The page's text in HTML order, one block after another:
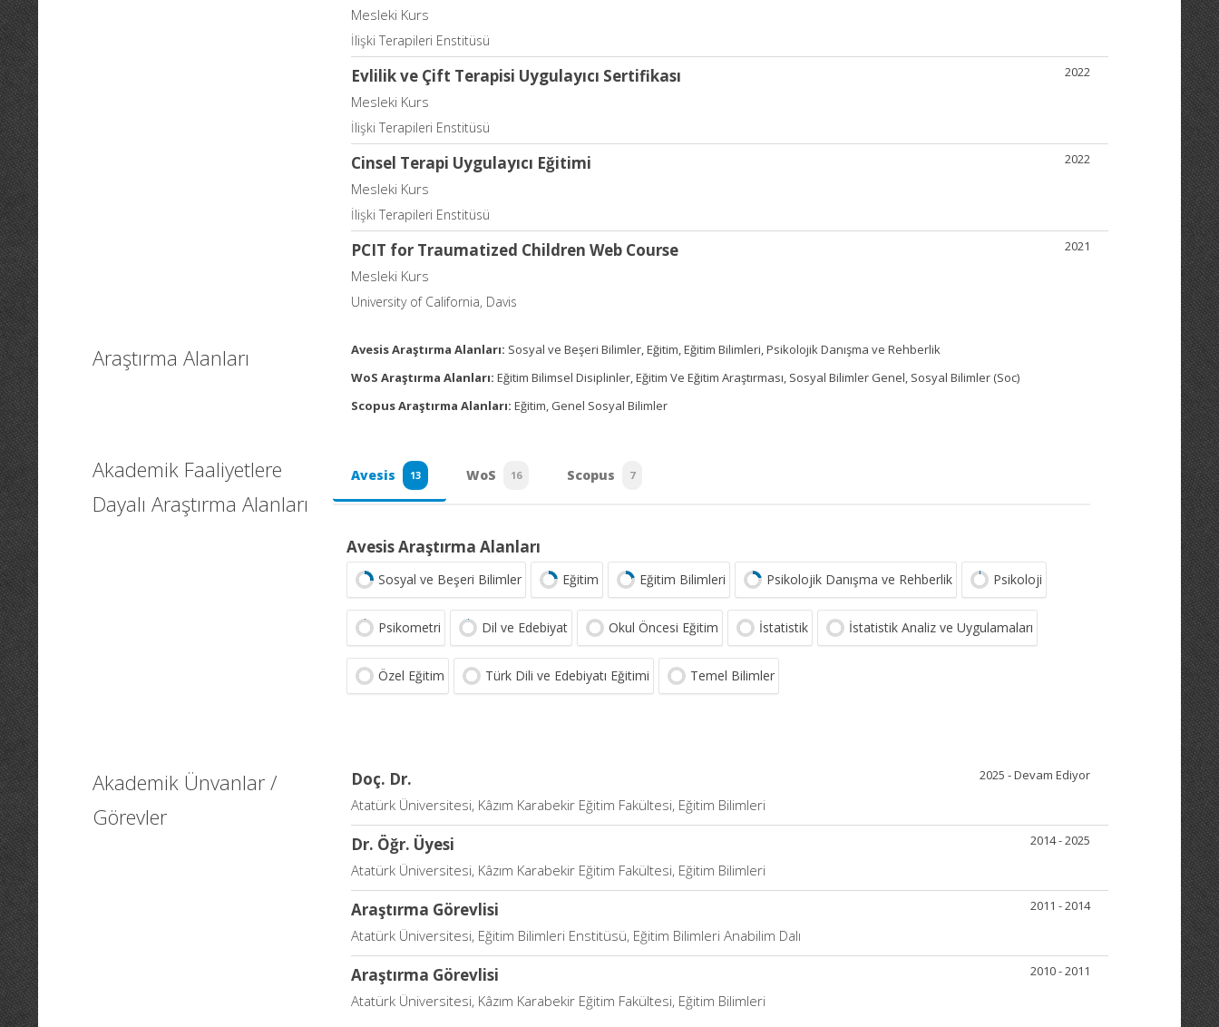
Mesleki Kurs
İlişki Terapileri Enstitüsü
2022
Evlilik ve Çift Terapisi Uygulayıcı Sertifikası
Mesleki Kurs
İlişki Terapileri Enstitüsü
2022
Cinsel Terapi Uygulayıcı Eğitimi
Mesleki Kurs
İlişki Terapileri Enstitüsü
2021
PCIT for Traumatized Children Web Course
Mesleki Kurs
University of California, Davis
Araştırma Alanları Avesis Araştırma Alanları: Sosyal ve Beşeri Bilimler, Eğitim, Eğitim Bilimleri, Psikolojik Danışma ve Rehberlik
WoS Araştırma Alanları: Eğitim Bilimsel Disiplinler, Eğitim Ve Eğitim Araştırması, Sosyal Bilimler Genel, Sosyal Bilimler (Soc)
Scopus Araştırma Alanları: Eğitim, Genel Sosyal Bilimler
Akademik Faaliyetlere
Dayalı Araştırma Alanları
Avesis 13 WoS 16 Scopus 7
Avesis Araştırma Alanları
Sosyal ve Beşeri Bilimler Eğitim Eğitim Bilimleri Psikolojik Danışma ve Rehberlik Psikoloji
Psikometri Dil ve Edebiyat Okul Öncesi Eğitim İstatistik İstatistik Analiz ve Uygulamaları
Özel Eğitim Türk Dili ve Edebiyatı Eğitimi Temel Bilimler
Akademik Ünvanlar /
Görevler
2025 - Devam Ediyor
Doç. Dr.
Atatürk Üniversitesi, Kâzım Karabekir Eğitim Fakültesi, Eğitim Bilimleri
2014 - 2025
Dr. Öğr. Üyesi
Atatürk Üniversitesi, Kâzım Karabekir Eğitim Fakültesi, Eğitim Bilimleri
2011 - 2014
Araştırma Görevlisi
Atatürk Üniversitesi, Eğitim Bilimleri Enstitüsü, Eğitim Bilimleri Anabilim Dalı
2010 - 2011
Araştırma Görevlisi
Atatürk Üniversitesi, Kâzım Karabekir Eğitim Fakültesi, Eğitim Bilimleri